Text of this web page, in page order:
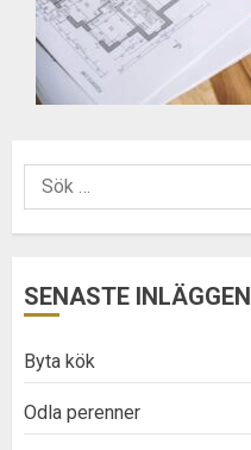
Sök
efter:
SENASTE INLÄGGEN
Byta kök
Odla perenner